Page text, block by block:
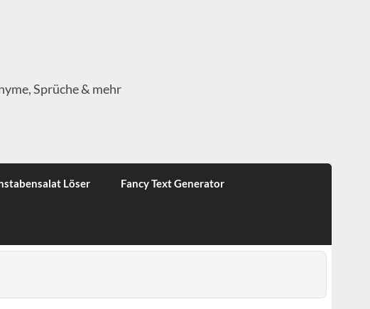
Sprüche & mehr
Löser Fancy Text Generator